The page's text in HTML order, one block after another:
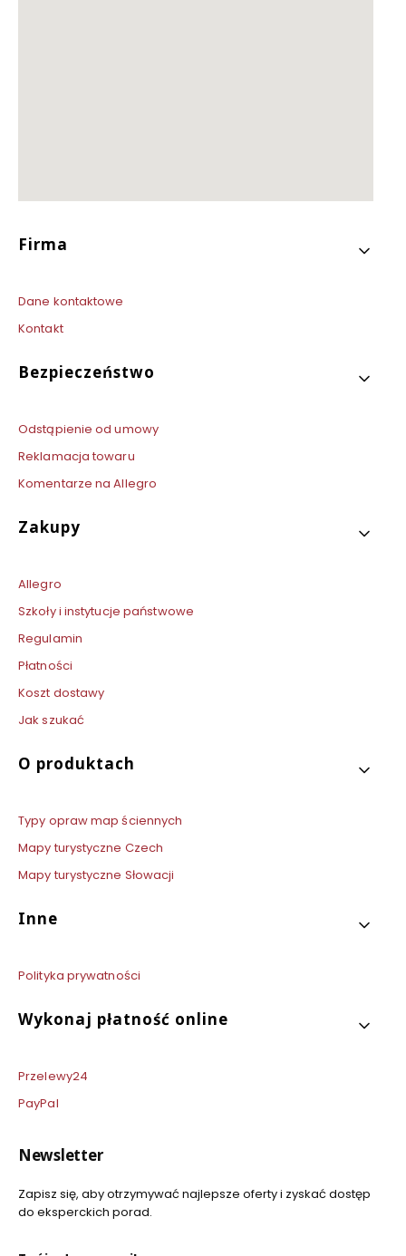
Linki w stopce
Firma
Dane kontaktowe
Kontakt
Bezpieczeństwo
Odstąpienie od umowy
Reklamacja towaru
Komentarze na Allegro
Zakupy
Allegro
Szkoły i instytucje państwowe
Regulamin
Płatności
Koszt dostawy
Jak szukać
O produktach
Typy opraw map ściennych
Mapy turystyczne Czech
Mapy turystyczne Słowacji
Inne
Polityka prywatności
Wykonaj płatność online
Przelewy24
PayPal
Newsletter
Zapisz się, aby otrzymywać najlepsze oferty i zyskać dostęp
do eksperckich porad.